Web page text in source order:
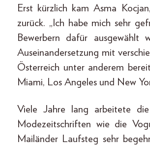
Erst kürzlich kam Asma
zurück. „Ich habe mich sehr
Bewerbern dafür ausgewählt
Auseinandersetzung mit
Österreich unter anderem
Miami, Los Angeles und New
Viele Jahre lang arbeitete
Modezeitschriften wie die
Mailänder Laufsteg sehr